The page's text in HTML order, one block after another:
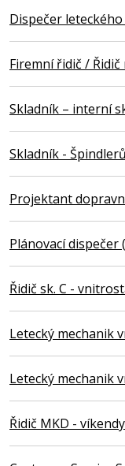
Dispečer
Firemní řidič /
Skladník – interní
Skladník -
Projektant
Plánovací dispečer
Řidič sk. C -
Letecký mechanik
Letecký mechanik
Řidič MKD -